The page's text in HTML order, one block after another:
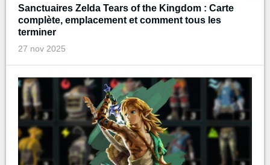
Sanctuaires Zelda Tears of the Kingdom : Carte
complète, emplacement et comment tous les
terminer
27 nov 2025